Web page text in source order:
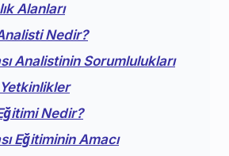
Alanları
Nedir?
Analistinin Sorumlulukları
Nedir?
Eğitiminin Amacı